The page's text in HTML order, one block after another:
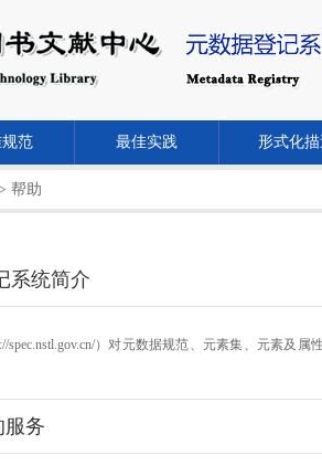
范 最佳实践 形式化描
帮助
系统简介
spec.nstl.gov.cn/）对元数据规范、元素集、元素及
服务